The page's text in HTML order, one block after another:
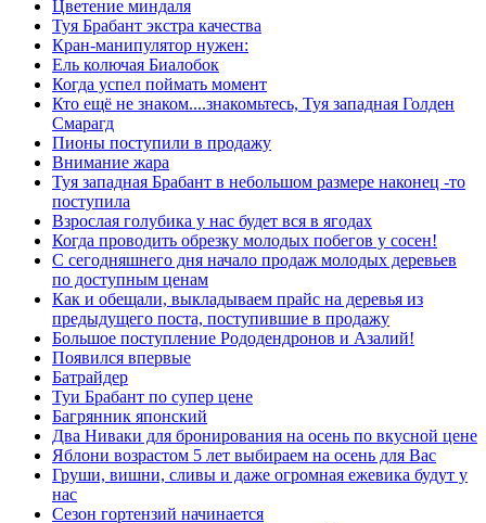
Цветение миндаля
Туя Брабант экстра качества
Кран-манипулятор нужен:
Ель колючая Биалобок
Когда успел поймать момент
Кто ещё не знаком....знакомьтесь, Туя западная Голден
Смарагд
Пионы поступили в продажу
Внимание жара
Туя западная Брабант в небольшом размере наконец -то
поступила
Взрослая голубика у нас будет вся в ягодах
Когда проводить обрезку молодых побегов у сосен!
С сегодняшнего дня начало продаж молодых деревьев
по доступным ценам
Как и обещали, выкладываем прайс на деревья из
предыдущего поста, поступившие в продажу
Большое поступление Рододендронов и Азалий!
Появился впервые
Батрайдер
Туи Брабант по супер цене
Багрянник японский
Два Ниваки для бронирования на осень по вкусной цене
Яблони возрастом 5 лет выбираем на осень для Вас
Груши, вишни, сливы и даже огромная ежевика будут у
нас
Сезон гортензий начинается